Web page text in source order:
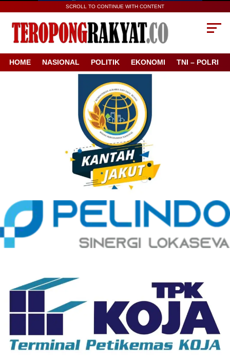
SCROLL TO CONTINUE WITH CONTENT
HOME NASIONAL POLITIK EKONOMI TNI – POLRI